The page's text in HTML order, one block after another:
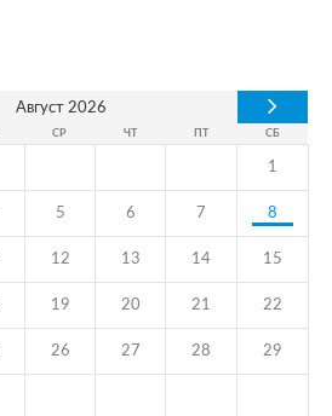
Август 2026
СР ЧТ СБ
1
5 6 7 8
12 13 14 15
19 20 21 22
26 27 28 29